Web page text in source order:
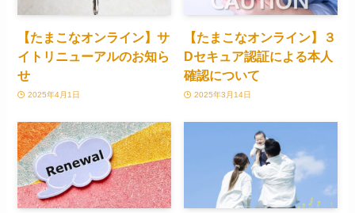
【たまこなオンライン】サ
イトリニューアルのお知ら
せ
2025年4月1日
【たまこなオンライン】３
Dセキュア認証による本人
確認について
2025年3月14日